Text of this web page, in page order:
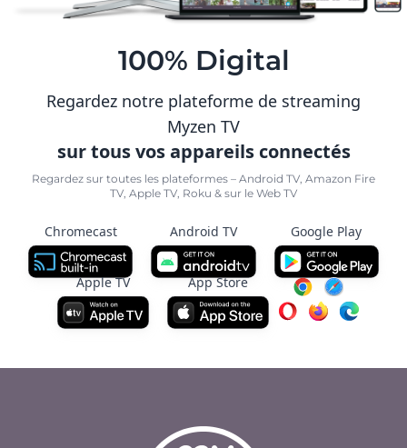
100% Digital
Regardez notre plateforme de streaming
Myzen TV
sur tous vos appareils connectés
Regardez sur toutes les plateformes – Android TV, Amazon Fire
TV, Apple TV, Roku & sur le Web TV
Chromecast Android TV Google Play
Apple TV App Store